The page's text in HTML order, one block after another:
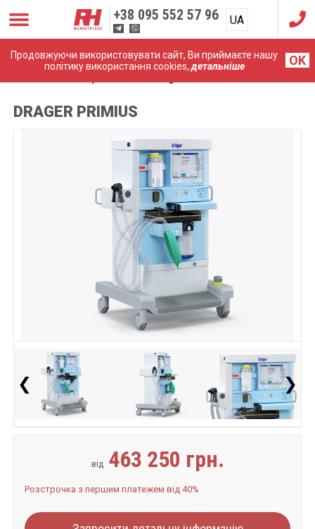
Продовжуючи використовувати сайт, Ви приймаєте нашу
політику використання cookies,детальніше OK
+38 095 552 57 96 UA
RU
DRAGER PRIMIUS
❮ ❯
від 463 250 грн.
Розстрочка з першим платежем від 40%